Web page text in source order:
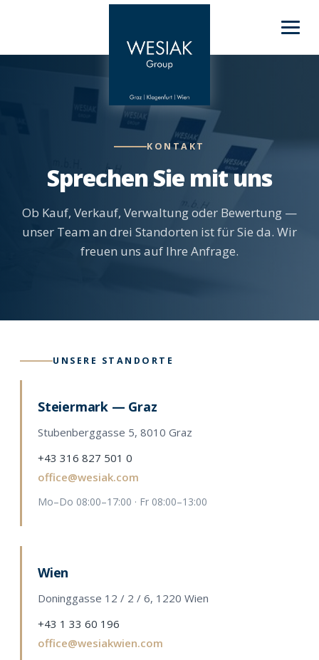
KONTAKT
Sprechen Sie mit uns
Ob Kauf, Verkauf, Verwaltung oder Bewertung —
unser Team an drei Standorten ist für Sie da. Wir
freuen uns auf Ihre Anfrage.
UNSERE STANDORTE
Steiermark — Graz
Stubenberggasse 5, 8010 Graz
+43 316 827 501 0
office@wesiak.com
Mo–Do 08:00–17:00 · Fr 08:00–13:00
Wien
Doninggasse 12 / 2 / 6, 1220 Wien
+43 1 33 60 196
office@wesiakwien.com